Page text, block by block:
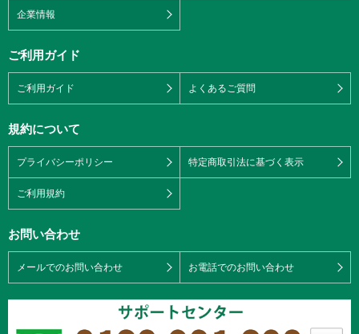
企業情報
ご利用ガイド
ご利用ガイド よくあるご質問
規約について
プライバシーポリシー 特定商取引法に基づく表示
ご利用規約
お問い合わせ
メールでのお問い合わせ お電話でのお問い合わせ